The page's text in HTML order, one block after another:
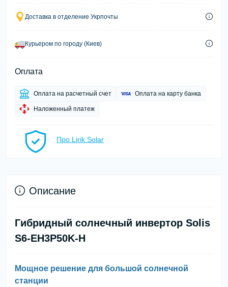
Доставка в отделение Укрпочты
Курьером по городу (Киев)
Оплата
Оплата на расчетный счет Оплата на карту банка
Наложенный платеж
Про Lirik Solar
Описание
Гибридный солнечный инвертор Solis
S6-EH3P50K-H
Мощное решение для большой солнечной
станции